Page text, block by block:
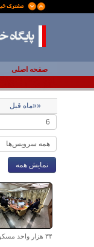
صفحه اصلی
««ماه قبل
نمایش همه
۳۴ هزار واحد مسکونی نهضت ملی مسکن تاکنون تحویل شده است